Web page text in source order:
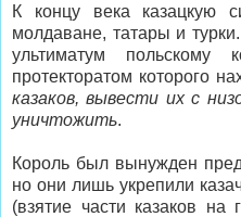
К концу века казацкую
молдаване, татары и
ультиматум
протекторатом которого
казаков, вывести их с
уничтожить.
Король был вынужден
но они лишь укрепили
(взятие части казаков на